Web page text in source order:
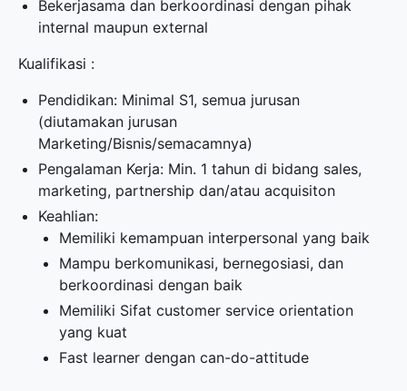
Bekerjasama dan berkoordinasi dengan pihak
internal maupun external
Kualifikasi :
Pendidikan: Minimal S1, semua jurusan
(diutamakan jurusan
Marketing/Bisnis/semacamnya)
Pengalaman Kerja: Min. 1 tahun di bidang sales,
marketing, partnership dan/atau acquisiton
Keahlian:
Memiliki kemampuan interpersonal yang baik
Mampu berkomunikasi, bernegosiasi, dan
berkoordinasi dengan baik
Memiliki Sifat customer service orientation
yang kuat
Fast learner dengan can-do-attitude